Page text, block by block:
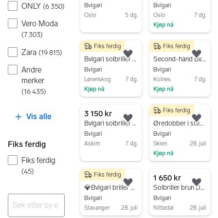
ONLY (6 350)
Vero Moda
(7 303)
Zara (19 815)
Andre
merker
(16 435)
Vis alle
Fiks ferdig
Fiks ferdig
(45)
Bvlgari
Oslo
5 dg.
Bvlgari
Oslo
7 dg.
Kjøp nå
1 400 kr
Bvlgari solbriller dame med sort og gullramme og mørke glass
Bvlgari
Lørenskog
7 dg.
Kjøp nå
Fiks ferdig
Legg til som favoritt.
2 000 kr
Second-hand Bvlgari solbriller dame brun
Bvlgari
Kolnes
7 dg.
Kjøp nå
Fiks ferdig
3 150 kr
Bvlgari solbriller dame bruntonede glass
Bvlgari
Askim
7 dg.
Legg til som favoritt.
49 kr
Øredobber i sten dame stål
Bvlgari
Skien
28. juli
Kjøp nå
Fiks ferdig
1 234 kr
💎Bvlgari briller dame brun mønsterinnfatning - gi bud
Bvlgari
Stavanger
28. juli
Fiks ferdig
Legg til som favoritt.
1 650 kr
Solbriller brun Dame Bvlgari
Bvlgari
Nittedal
28. juli